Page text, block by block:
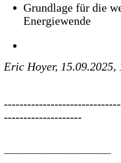
Grundlage für die
Energiewende
Eric Hoyer, 15.09.2025,
--------------------
--------------------------------------------